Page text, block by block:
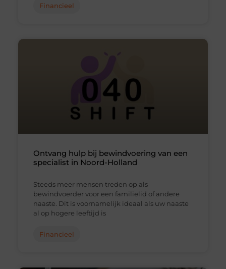
Financieel
Ontvang hulp bij bewindvoering van een
specialist in Noord-Holland
Steeds meer mensen treden op als
bewindvoerder voor een familielid of andere
naaste. Dit is voornamelijk ideaal als uw naaste
al op hogere leeftijd is
Financieel